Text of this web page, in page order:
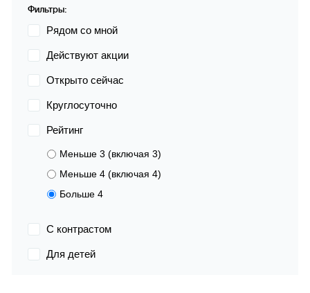
Фильтры:
Рядом со мной
Действуют акции
Открыто сейчас
Круглосуточно
Рейтинг
Меньше 3 (включая 3)
Меньше 4 (включая 4)
Больше 4
С контрастом
Для детей